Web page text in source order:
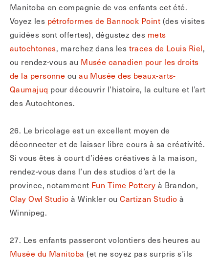
Manitoba en compagnie de vos enfants cet été.
Voyez les pétroformes de Bannock Point (des visites
guidées sont offertes), dégustez des mets
autochtones, marchez dans les traces de Louis Riel,
ou rendez-vous au Musée canadien pour les droits
de la personne ouau Musée des beaux-arts-
Qaumajuq pour découvrir l’histoire, la culture et l’art
des Autochtones.
26. Le bricolage est un excellent moyen de
déconnecter et de laisser libre cours à sa créativité.
Si vous êtes à court d’idées créatives à la maison,
rendez-vous dans l’un des studios d’art de la
province, notamment Fun Time Pottery à Brandon,
Clay Owl Studio à Winkler ouCartizan Studio à
Winnipeg.
27. Les enfants passeront volontiers des heures au
Musée du Manitoba (et ne soyez pas surpris s’ils